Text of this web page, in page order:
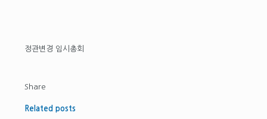
정관변경 임시총회
Share
Related posts